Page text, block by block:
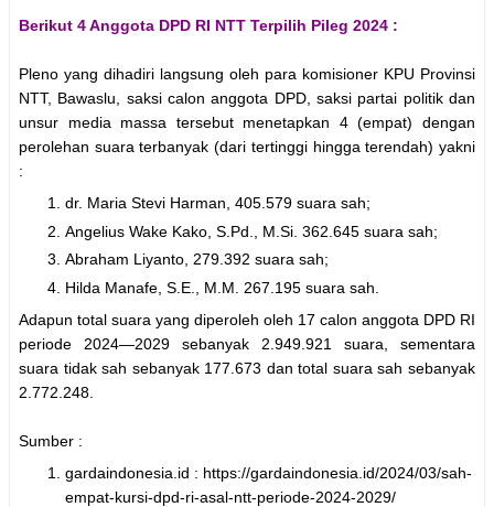
Berikut 4 Anggota DPD RI NTT Terpilih Pileg 2024 :
Pleno yang dihadiri langsung oleh para komisioner KPU Provinsi
NTT, Bawaslu, saksi calon anggota DPD, saksi partai politik dan
unsur media massa tersebut menetapkan 4 (empat) dengan
perolehan suara terbanyak (dari tertinggi hingga terendah) yakni
:
dr. Maria Stevi Harman, 405.579 suara sah;
Angelius Wake Kako, S.Pd., M.Si. 362.645 suara sah;
Abraham Liyanto, 279.392 suara sah;
Hilda Manafe, S.E., M.M. 267.195 suara sah.
Adapun total suara yang diperoleh oleh 17 calon anggota DPD RI
periode 2024—2029 sebanyak 2.949.921 suara, sementara
suara tidak sah sebanyak 177.673 dan total suara sah sebanyak
2.772.248.
Sumber :
gardaindonesia.id : https://gardaindonesia.id/2024/03/sah-
empat-kursi-dpd-ri-asal-ntt-periode-2024-2029/